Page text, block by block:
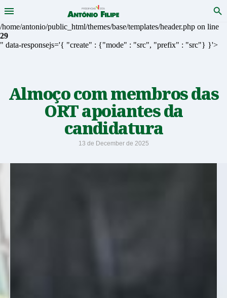
/home/antonio/public_html/themes/base/templates/header.php on line
29
" data-responsejs='{ "create" : {"mode" : "src", "prefix" : "src"} }'>
Menu
António
Filipe
Candidato
a
Presidente
da
Saltar
para
conteudo
Almoço com membros das
ORT apoiantes da
candidatura
13 de December de 2025